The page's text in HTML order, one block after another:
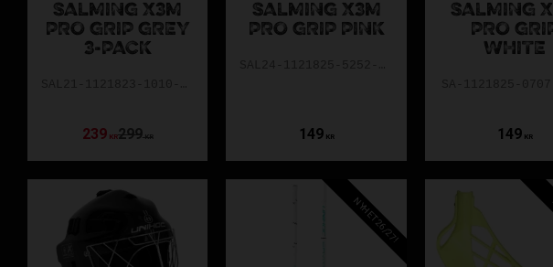
SALMING X3M
PRO GRIP GREY
3-PACK
239KR299KR
SALMING X3M
PRO GRIP PINK
149KR
SALMING
PRO
WHITE
149KR
NYHET 26/27!